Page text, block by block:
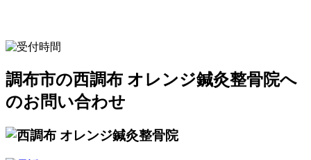
調布市の西調布 オレンジ鍼灸整骨院へ
のお問い合わせ